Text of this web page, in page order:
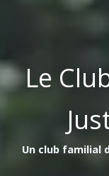
Le
Un club familial